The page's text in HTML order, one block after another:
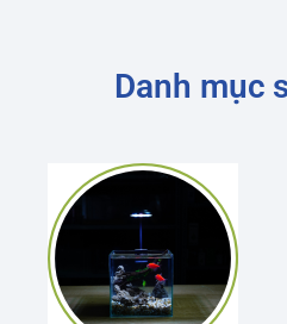
Danh mục